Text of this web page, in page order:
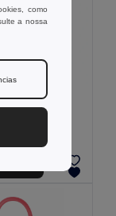
multifunções
como
a nossa